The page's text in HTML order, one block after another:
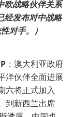
欧战略伙伴关系
经发布对中战略
对手。）
：澳大利亚政府
洋伙伴全面进展
六将正式加入
到新西兰出席